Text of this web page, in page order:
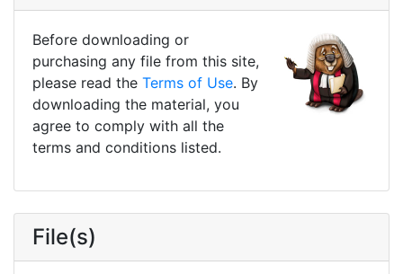
Before downloading or
purchasing any file from this site,
please read the Terms of Use. By
downloading the material, you
agree to comply with all the
terms and conditions listed.
File(s)